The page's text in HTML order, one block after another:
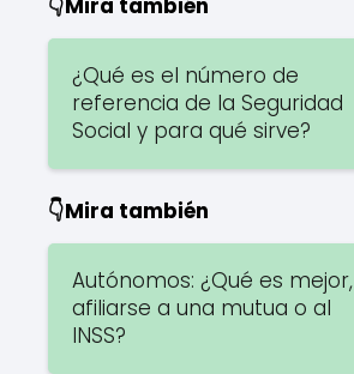
👇Mira también
¿Qué es el número de
referencia de la Seguridad
Social y para qué sirve?
👇Mira también
Autónomos: ¿Qué es mejor,
afiliarse a una mutua o al
INSS?